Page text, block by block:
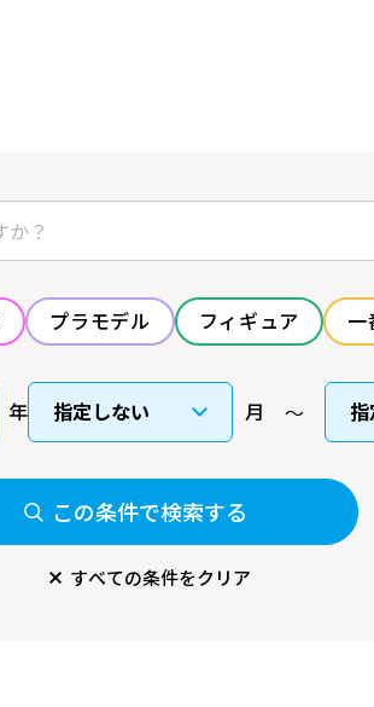
プラモデル フィギュア 一
年 月
この条件で検索する
すべての条件をクリア